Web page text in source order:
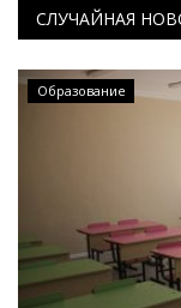
СЛУЧАЙНАЯ
Образование